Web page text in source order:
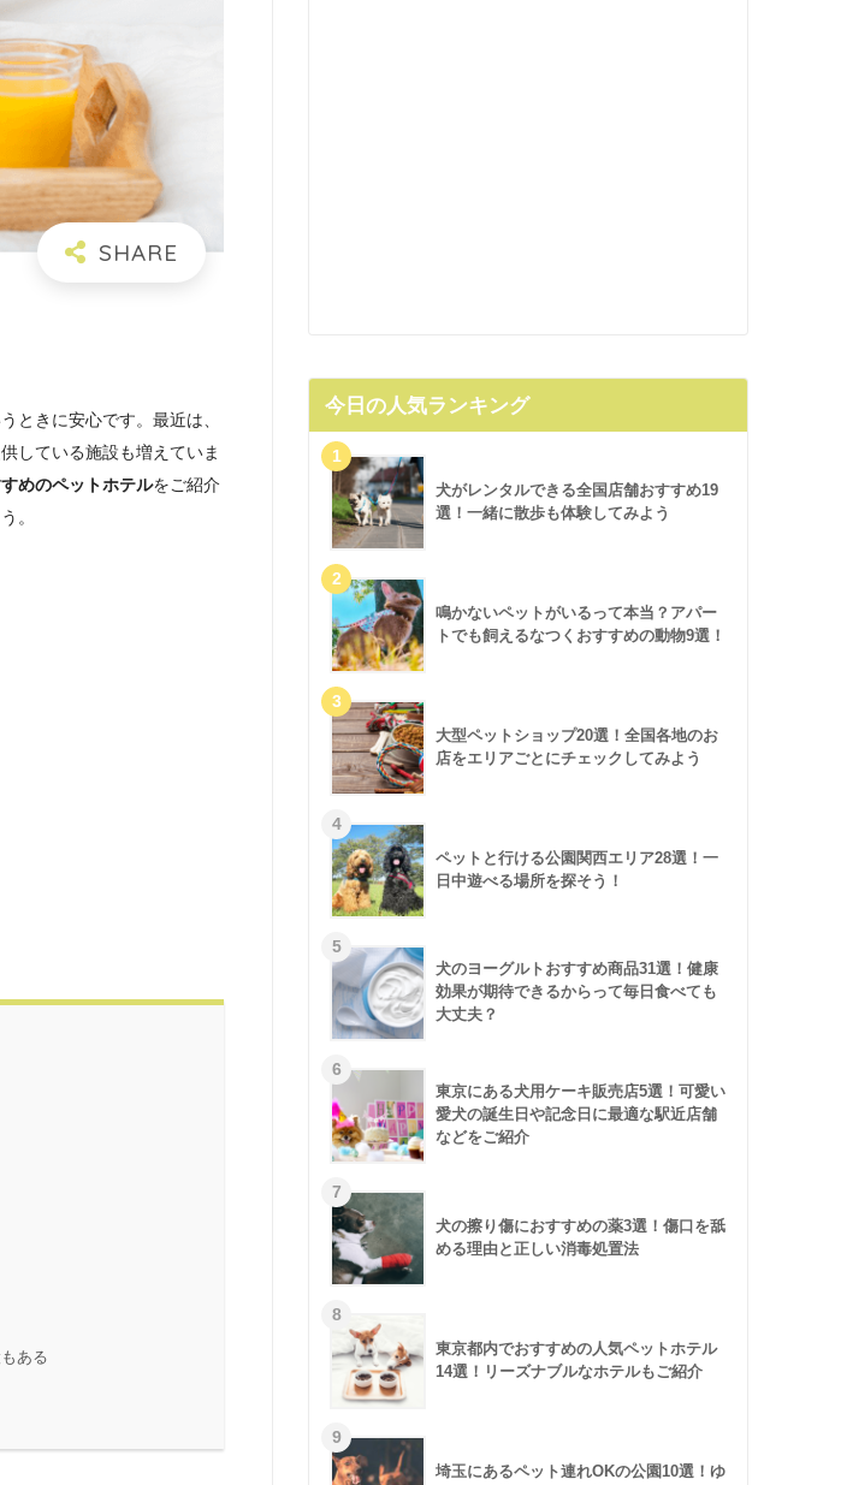
ときに安心です。最近は、
している施設も増えていま
めのペットホテルをご紹介
。
ある
今日の人気ランキング
犬がレンタルできる全国店舗おすすめ19
選！一緒に散歩も体験してみよう
鳴かないペットがいるって本当？アパー
トでも飼えるなつくおすすめの動物9選！
大型ペットショップ20選！全国各地のお
店をエリアごとにチェックしてみよう
ペットと行ける公園関西エリア28選！一
日中遊べる場所を探そう！
犬のヨーグルトおすすめ商品31選！健康
効果が期待できるからって毎日食べても
大丈夫？
東京にある犬用ケーキ販売店5選！可愛い
愛犬の誕生日や記念日に最適な駅近店舗
などをご紹介
犬の擦り傷におすすめの薬3選！傷口を舐
める理由と正しい消毒処置法
東京都内でおすすめの人気ペットホテル
14選！リーズナブルなホテルもご紹介
埼玉にあるペット連れOKの公園10選！ゆ